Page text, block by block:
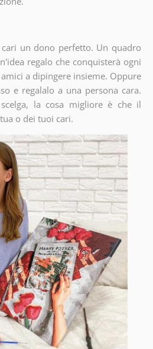
un dono perfetto. Un quadro
regalo che conquisterà ogni
a dipingere insieme. Oppure
e regalalo a una persona cara.
la cosa migliore è che il
o dei tuoi cari.